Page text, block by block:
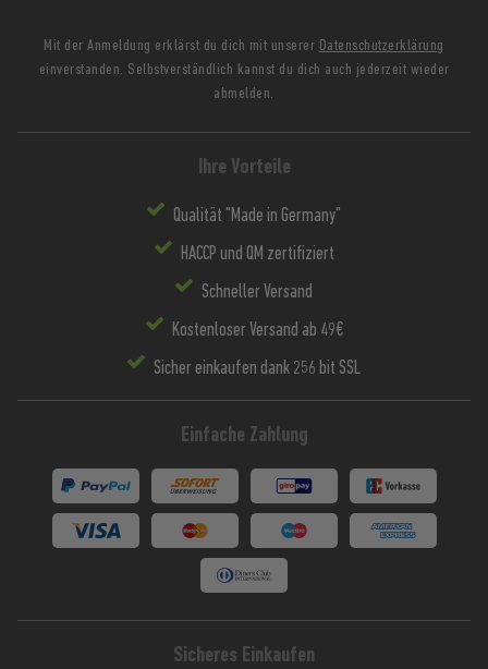
Mit der Anmeldung erklärst du dich mit unserer Datenschutzerklärung
einverstanden. Selbstverständlich kannst du dich auch jederzeit wieder
abmelden.
Ihre Vorteile
Qualität "Made in Germany"
HACCP und QM zertifiziert
Schneller Versand
Kostenloser Versand ab 49€
Sicher einkaufen dank 256 bit SSL
Einfache Zahlung
Sicheres Einkaufen